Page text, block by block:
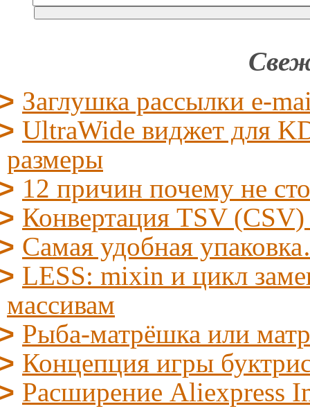
Заглушка рассылки e-
UltraWide виджет для
размеры
12 причин почему не
Конвертация TSV
Самая удобная
LESS: mixin и цикл
массивам
Рыба-матрёшка или
Концепция игры
Расширение Aliexpress